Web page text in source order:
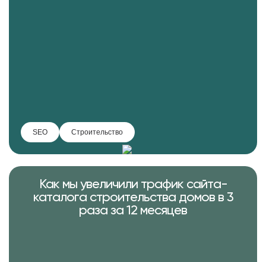
SEO Строительство
Как мы увеличили трафик сайта-
каталога строительства домов в 3
раза за 12 месяцев